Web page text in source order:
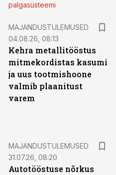
palgasüsteemi
MAJANDUSTULEMUSED
04.08.26, 08:13
Kehra metallitööstus
mitmekordistas kasumi
ja uus tootmishoone
valmib plaanitust
varem
MAJANDUSTULEMUSED
31.07.26, 08:20
Autotööstuse nõrkus